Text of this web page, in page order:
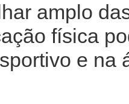
amplo
física
e na